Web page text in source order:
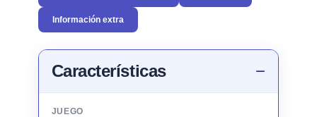
Información extra
Características
JUEGO